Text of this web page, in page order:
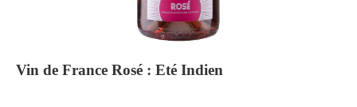
Vin de France Rosé : Eté Indien